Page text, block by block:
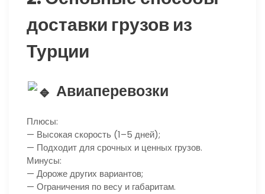
доставки грузов из
Турции
Авиаперевозки
Плюсы:
— Высокая скорость (1–5 дней);
— Подходит для срочных и ценных грузов.
Минусы:
— Дороже других вариантов;
— Ограничения по весу и габаритам.